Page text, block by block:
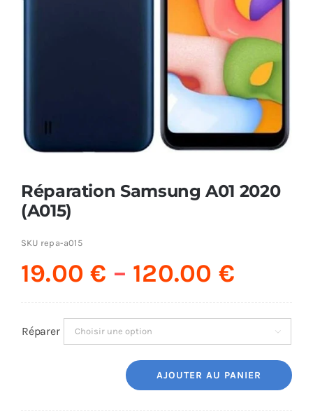
Réparation Samsung A01 2020
(A015)
SKU repa-a015
19.00€ – 120.00 €
Réparer 
AJOUTER AU PANIER